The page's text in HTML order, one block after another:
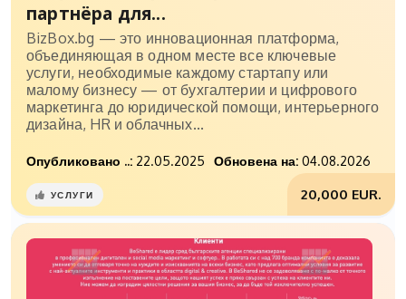
партнёра для...
BizBox.bg — это инновационная платформа,
объединяющая в одном месте все ключевые
услуги, необходимые каждому стартапу или
малому бизнесу — от бухгалтерии и цифрового
маркетинга до юридической помощи, интерьерного
дизайна, HR и облачных...
Опубликовано ..: 22.05.2025 Обновена на: 04.08.2026
20,000 EUR.
УСЛУГИ